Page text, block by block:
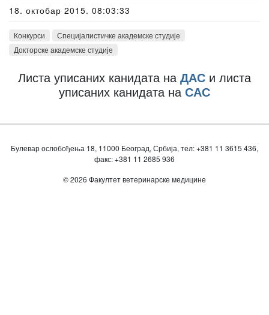
18. октобар 2015. 08:03:33
Конкурси
Специјалистичке академске студије
Докторске академске студије
Листа уписаних канидата наДАС и листа
уписаних канидата наСАС
Булевар ослобођења 18, 11000 Београд, Србија, тел: +381 11 3615 436,
факс: +381 11 2685 936
© 2026 Факултет ветеринарске медицине